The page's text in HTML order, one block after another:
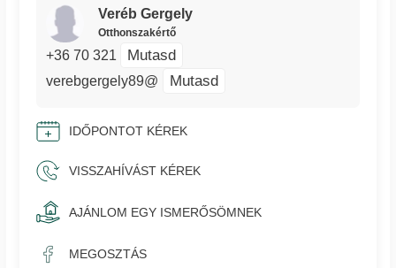
Veréb Gergely
Otthonszakértő
+36 70 321 Mutasd
verebgergely89@ Mutasd
IDŐPONTOT KÉREK
VISSZAHÍVÁST KÉREK
AJÁNLOM EGY ISMERŐSÖMNEK
MEGOSZTÁS